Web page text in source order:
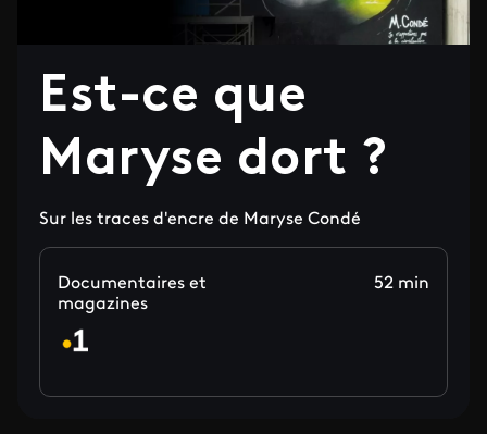
Est-ce que
Maryse dort ?
Sur les traces d'encre de Maryse Condé
Documentaires et
magazines
52 min